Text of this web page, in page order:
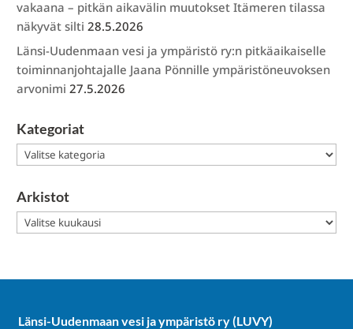
vakaana – pitkän aikavälin muutokset Itämeren tilassa
näkyvät silti 28.5.2026
Länsi-Uudenmaan vesi ja ympäristö ry:n pitkäaikaiselle
toiminnanjohtajalle Jaana Pönnille ympäristöneuvoksen
arvonimi 27.5.2026
Kategoriat
Kategoriat
Arkistot
Arkistot
Länsi-Uudenmaan vesi ja ympäristö ry (LUVY)